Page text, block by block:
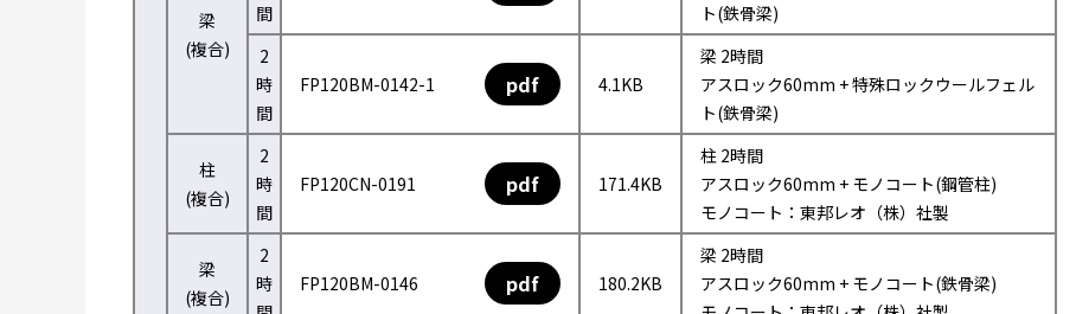
梁
(複合)
間
ト(鉄骨梁)
2
時
間
FP120BM-0142-1 pdf 4.1KB
梁 2時間
アスロック60mm + 特殊ロックウールフェル
ト(鉄骨梁)
柱
(複合)
2
時
間
FP120CN-0191 pdf 171.4KB
柱 2時間
アスロック60mm + モノコート(鋼管柱)
モノコート：東邦レオ（株）社製
梁
(複合)
2
時
FP120BM-0146 pdf 180.2KB
梁 2時間
アスロック60mm + モノコート(鉄骨梁)